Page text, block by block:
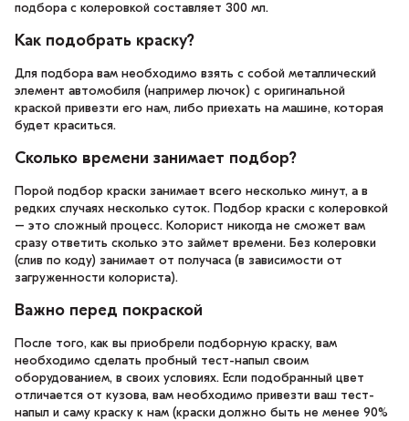
подбора с колеровкой составляет 300 мл.
Как подобрать краску?
Для подбора вам необходимо взять с собой металлический
элемент автомобиля (например лючок) с оригинальной
краской привезти его нам, либо приехать на машине, которая
будет краситься.
Сколько времени занимает подбор?
Порой подбор краски занимает всего несколько минут, а в
редких случаях несколько суток. Подбор краски с колеровкой
– это сложный процесс. Колорист никогда не сможет вам
сразу ответить сколько это займет времени. Без колеровки
(слив по коду) занимает от получаса (в зависимости от
загруженности колориста).
Важно перед покраской
После того, как вы приобрели подборную краску, вам
необходимо сделать пробный тест-напыл своим
оборудованием, в своих условиях. Если подобранный цвет
отличается от кузова, вам необходимо привезти ваш тест-
напыл и саму краску к нам (краски должно быть не менее 90%